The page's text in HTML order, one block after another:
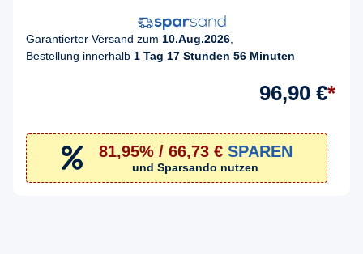
Garantierter Versand zum 10.Aug.2026
Bestellung innerhalb 1 Tag 17 Stunden 56 Minuten
96,90 €*
81,95% / 66,73 € SPAREN
und Sparsando nutzen